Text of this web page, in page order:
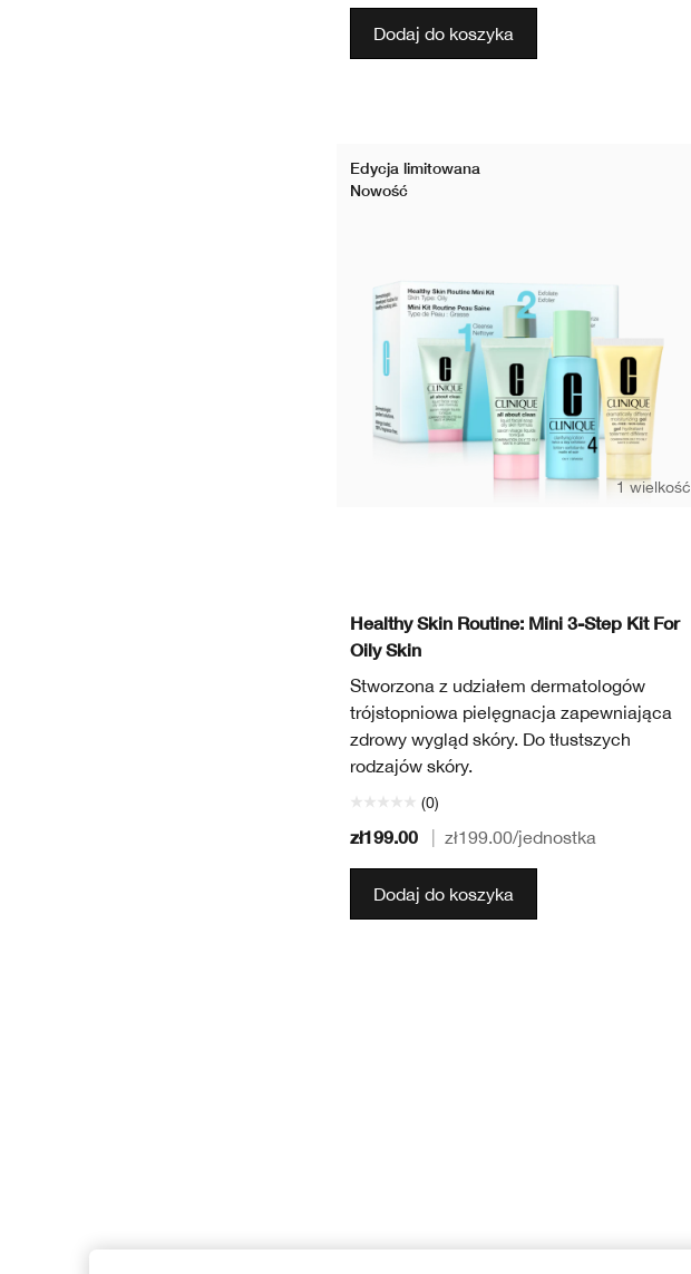
Dodaj do koszyka
Edycja limitowana
Nowość
1 wielkość
Healthy Skin Routine: Mini 3-Step Kit For
Oily Skin
Stworzona z udziałem dermatologów
trójstopniowa pielęgnacja zapewniająca
zdrowy wygląd skóry. Do tłustszych
rodzajów skóry.
(0)
zł199.00 zł199.00/jednostka
Dodaj do koszyka